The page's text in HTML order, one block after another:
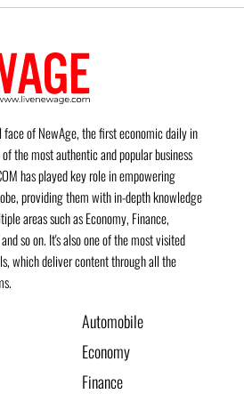
face of NewAge, the first economic daily in
the most authentic and popular business
has played key role in empowering
providing them with in-depth knowledge
areas such as Economy, Finance,
so on. It's also one of the most visited
which deliver content through all the
Automobile
Economy
Finance